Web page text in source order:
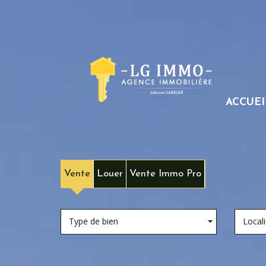
Vente Louer Vente Immo Pro
Type de bien